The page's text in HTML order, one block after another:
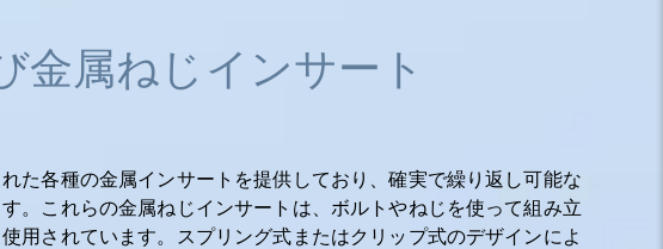
金属ねじインサート
た各種の金属インサートを提供しており、確実で繰り返し可能な
。これらの金属ねじインサートは、ボルトやねじを使って組み立
用されています。スプリング式またはクリップ式のデザインによ